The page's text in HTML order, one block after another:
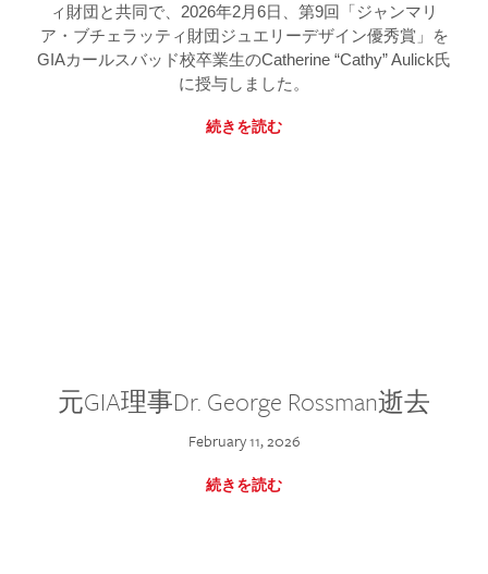
ィ財団と共同で、2026年2月6日、第9回「ジャンマリ
ア・ブチェラッティ財団ジュエリーデザイン優秀賞」を
GIAカールスバッド校卒業生のCatherine “Cathy” Aulick氏
に授与しました。
続きを読む
元GIA理事Dr. George Rossman逝去
February 11, 2026
続きを読む